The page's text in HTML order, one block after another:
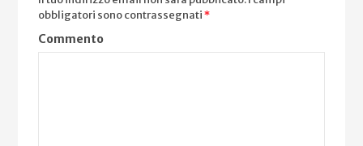
obbligatori sono contrassegnati*
Commento